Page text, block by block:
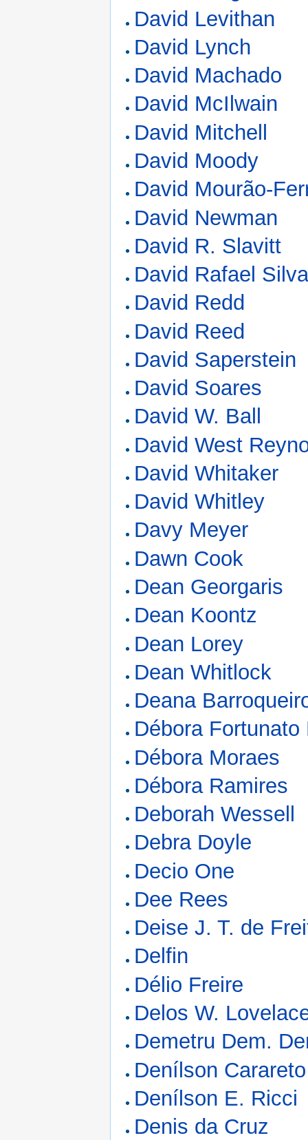
David Levithan
David Lynch
David Machado
David McIlwain
David Mitchell
David Moody
David Mourão-
David Newman
David R. Slavitt
David Rafael
David Redd
David Reed
David Saperstein
David Soares
David W. Ball
David West
David Whitaker
David Whitley
Davy Meyer
Dawn Cook
Dean Georgaris
Dean Koontz
Dean Lorey
Dean Whitlock
Deana
Débora Fortunato
Débora Moraes
Débora Ramires
Deborah Wessell
Debra Doyle
Decio One
Dee Rees
Deise J. T. de
Delfin
Délio Freire
Delos W.
Demetru Dem.
Denílson Carareto
Denílson E. Ricci
Denis da Cruz